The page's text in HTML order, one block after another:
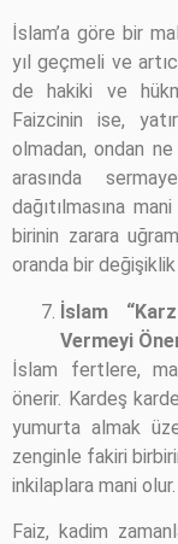
İslam’a göre bir
yıl geçmeli ve
de hakiki ve
Faizcinin ise,
olmadan, ondan
arasında
dağıtılmasına
birinin zarara
oranda bir
İslam
Vermeyi
İslam fertlere,
önerir. Kardeş
yumurta almak
zenginle fakiri
inkilaplara mani olur.
Faiz, kadim